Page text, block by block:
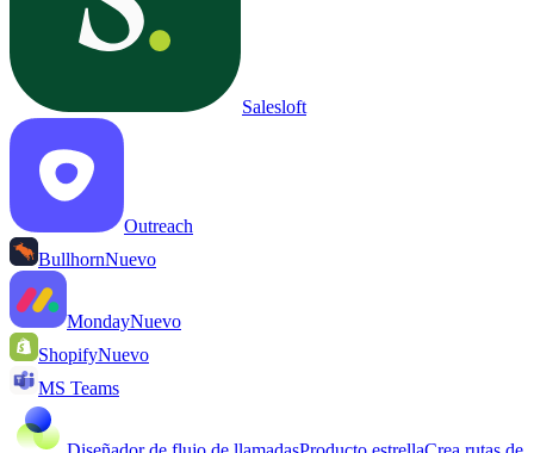
Salesloft
Outreach
BullhornNuevo
MondayNuevo
ShopifyNuevo
MS Teams